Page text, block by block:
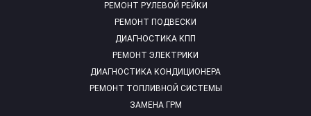
РЕМОНТ РУЛЕВОЙ РЕЙКИ
РЕМОНТ ПОДВЕСКИ
ДИАГНОСТИКА КПП
РЕМОНТ ЭЛЕКТРИКИ
ДИАГНОСТИКА КОНДИЦИОНЕРА
РЕМОНТ ТОПЛИВНОЙ СИСТЕМЫ
ЗАМЕНА ГРМ